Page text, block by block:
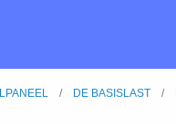
DE BASISLAST